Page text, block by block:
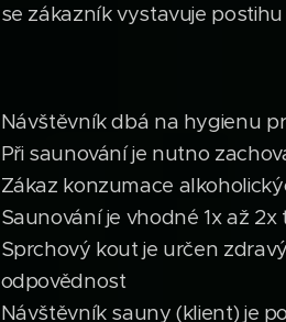
se zákazník vystavuje
Návštěvník dbá na hygienu
Při saunování je nutno
Zákaz konzumace
Saunování je vhodné 1x až 2x
Sprchový kout je určen
odpovědnost
Návštěvník sauny (klient) je